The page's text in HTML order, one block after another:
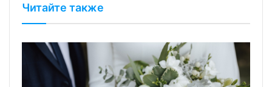
Читайте также